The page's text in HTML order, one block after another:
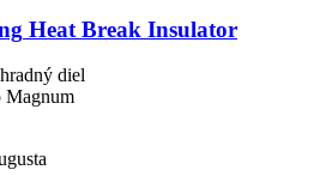
Heat Break Insulator
diel
Magnum